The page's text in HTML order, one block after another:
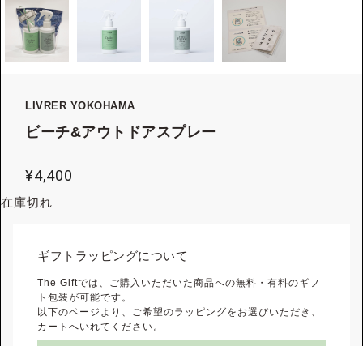
LIVRER YOKOHAMA
ビーチ&アウトドアスプレー
¥4,400
在庫切れ
ギフトラッピングについて
The Giftでは、ご購入いただいた商品への無料・有料のギフ
ト包装が可能です。
以下のページより、ご希望のラッピングをお選びいただき、
カートへいれてください。